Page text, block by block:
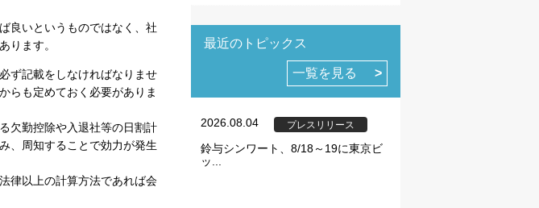
良いというものではなく、社
ります。
ず記載をしなければなりませ
らも定めておく必要がありま
欠勤控除や入退社等の日割計
、周知することで効力が発生
律以上の計算方法であれば会
最近のトピックス
一覧を見る
2026.08.04 プレスリリース
鈴与シンワート、8/18～19に東京ビ
ッ...